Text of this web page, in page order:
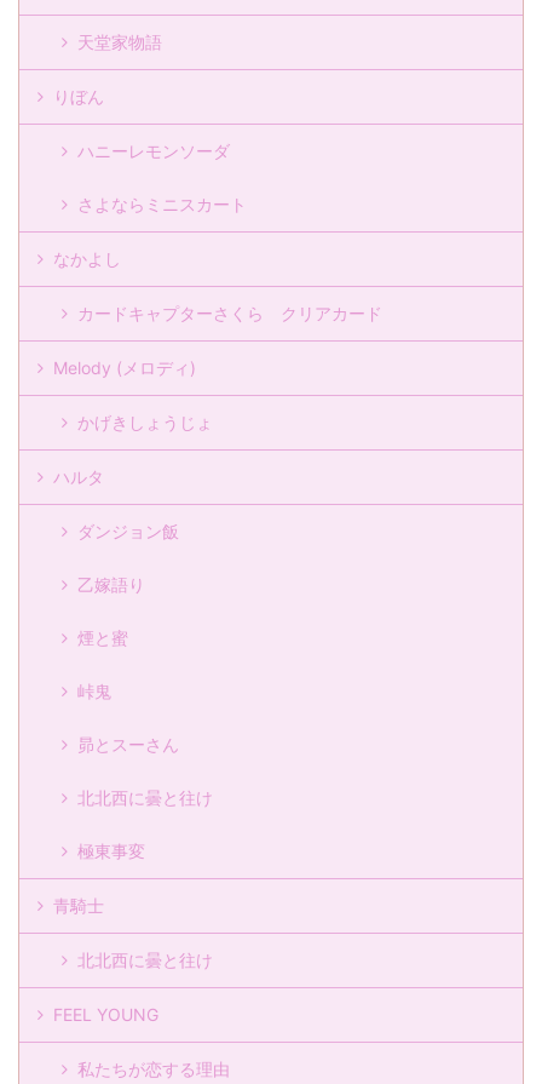
天堂家物語
りぼん
ハニーレモンソーダ
さよならミニスカート
なかよし
カードキャプターさくら クリアカード
Melody (メロディ)
かげきしょうじょ
ハルタ
ダンジョン飯
乙嫁語り
煙と蜜
峠鬼
昴とスーさん
北北西に曇と往け
極東事変
青騎士
北北西に曇と往け
FEEL YOUNG
私たちが恋する理由